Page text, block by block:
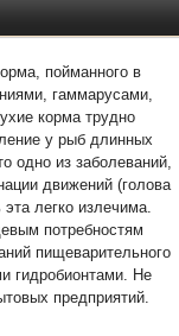
пойманного в
гаммарусами,
корма трудно
у рыб длинных
одно из заболеваний,
движений (голова
легко излечима.
потребностям
пищеварительного
гидробионтами. Не
предприятий.